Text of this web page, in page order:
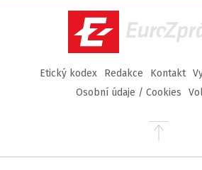
EuroZprávy.cz
Etický kodex Redakce Kontakt
Osobní údaje / Cookies
Přejít
stránky